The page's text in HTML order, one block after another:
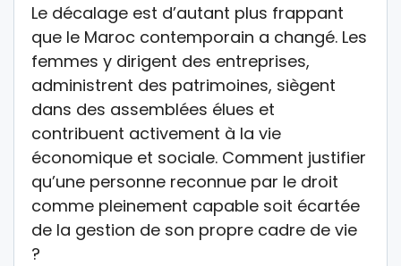
Le décalage est d’autant plus frappant
que le Maroc contemporain a changé. Les
femmes y dirigent des entreprises,
administrent des patrimoines, siègent
dans des assemblées élues et
contribuent activement à la vie
économique et sociale. Comment justifier
qu’une personne reconnue par le droit
comme pleinement capable soit écartée
de la gestion de son propre cadre de vie
?